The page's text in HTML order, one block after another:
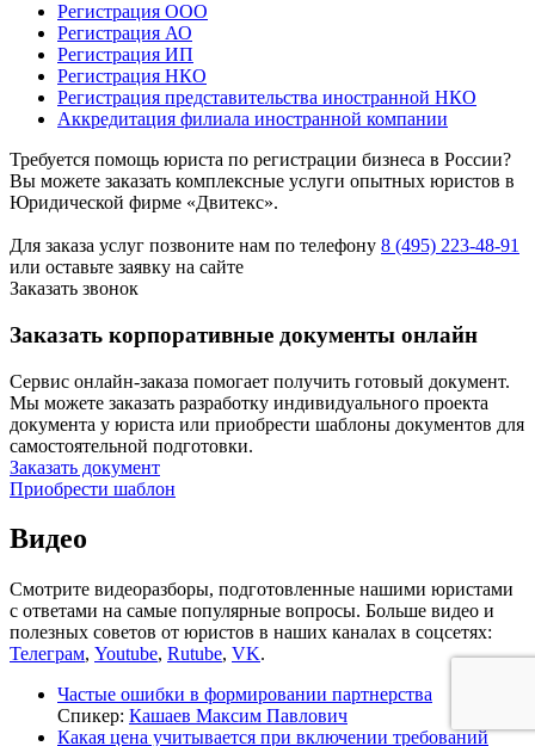
Регистрация ООО
Регистрация АО
Регистрация ИП
Регистрация НКО
Регистрация представительства иностранной НКО
Аккредитация филиала иностранной компании
Требуется помощь юриста по регистрации бизнеса в России?
Вы можете заказать комплексные услуги опытных юристов в
Юридической фирме «Двитекс».
Для заказа услуг позвоните нам по телефону 8 (495) 223-48-91
или оставьте заявку на сайте
Заказать звонок
Заказать корпоративные документы онлайн
Сервис онлайн-заказа помогает получить готовый документ.
Мы можете заказать разработку индивидуального проекта
документа у юриста или приобрести шаблоны документов для
самостоятельной подготовки.
Заказать документ
Приобрести шаблон
Видео
Смотрите видеоразборы, подготовленные нашими юристами
с ответами на самые популярные вопросы. Больше видео и
полезных советов от юристов в наших каналах в соцсетях:
Телеграм, Youtube, Rutube, VK.
Частые ошибки в формировании партнерства
Спикер: Кашаев Максим Павлович
Какая цена учитывается при включении требований